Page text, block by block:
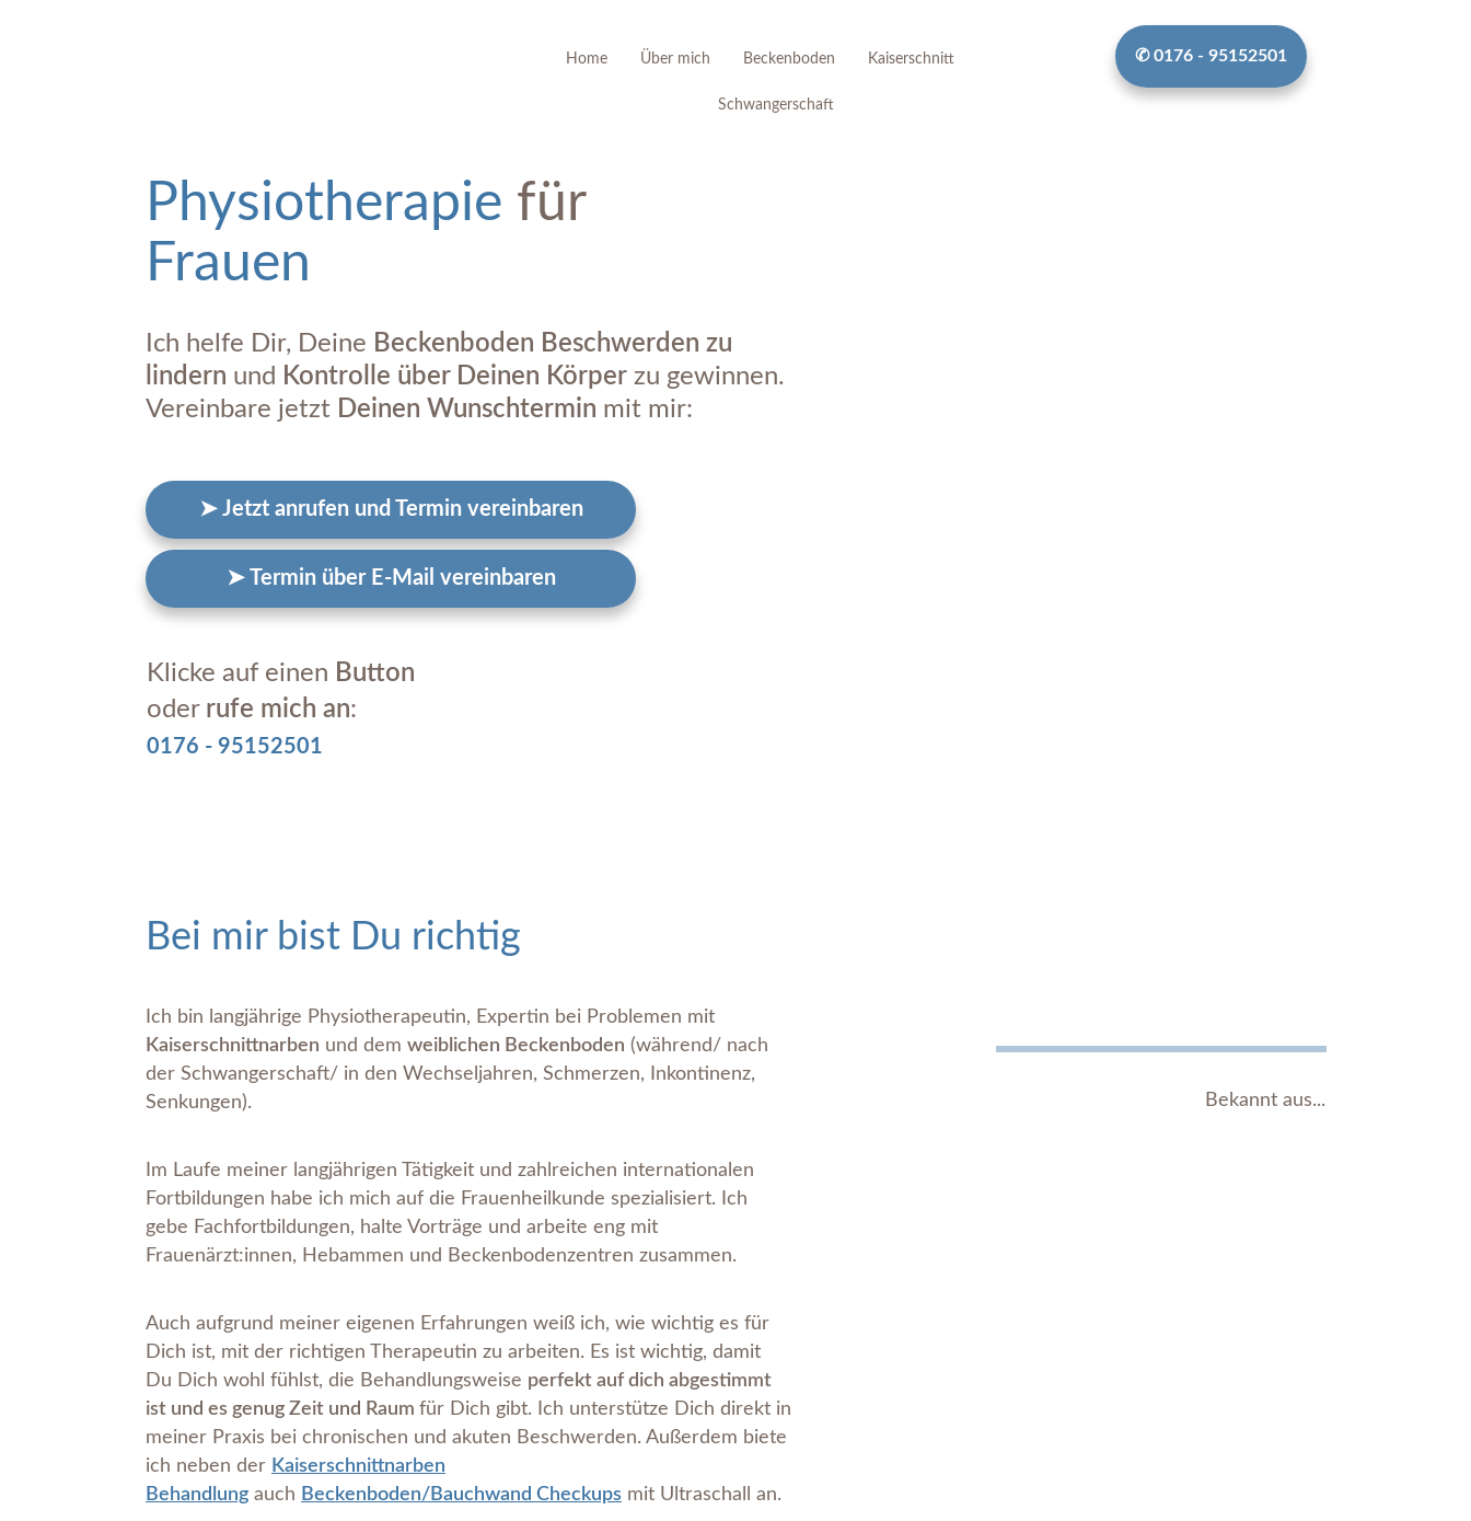
Home Über mich Beckenboden Kaiserschnitt
Schwangerschaft
✆ 0176 - 95152501
Physiotherapie für
Frauen
Ich helfe Dir, Deine Beckenboden Beschwerden zu
lindern und Kontrolle über Deinen Körper zu gewinnen.
Vereinbare jetzt Deinen Wunschtermin mit mir:
➤ Jetzt anrufen und Termin vereinbaren
➤ Termin über E-Mail vereinbaren
Klicke auf einen Button
oder rufe mich an:
0176 - 95152501
Bei mir bist Du richtig
Ich bin langjährige Physiotherapeutin, Expertin bei Problemen mit
Kaiserschnittnarben und dem weiblichen Beckenboden (während/ nach
der Schwangerschaft/ in den Wechseljahren, Schmerzen, Inkontinenz,
Senkungen).
Im Laufe meiner langjährigen Tätigkeit und zahlreichen internationalen
Fortbildungen habe ich mich auf die Frauenheilkunde spezialisiert. Ich
gebe Fachfortbildungen, halte Vorträge und arbeite eng mit
Frauenärzt:innen, Hebammen und Beckenbodenzentren zusammen.
Auch aufgrund meiner eigenen Erfahrungen weiß ich, wie wichtig es für
Dich ist, mit der richtigen Therapeutin zu arbeiten. Es ist wichtig, damit
Du Dich wohl fühlst, die Behandlungsweise perfekt auf dich abgestimmt
ist und es genug Zeit und Raum für Dich gibt.
Ich unterstütze Dich direkt in
meiner Praxis bei chronischen und akuten Beschwerden. Außerdem biete
ich neben der Kaiserschnittnarben
Behandlung auch Beckenboden/Bauchwand Checkups mit Ultraschall an.
Bekannt aus...